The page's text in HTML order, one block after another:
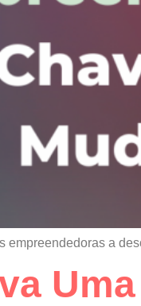
empreendedoras a